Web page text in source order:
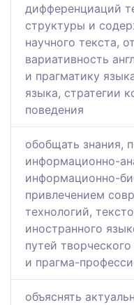
дифференциаций
структуры и
научного текста,
вариативность
и прагматику
языка, стратегии
поведения
обобщать знания,
информационно-
информационно-
привлечением
технологий,
иностранного
путей
и прагма-
объяснять